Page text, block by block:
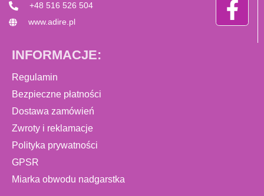
+48 516 526 504
www.adire.pl
INFORMACJE:
Regulamin
Bezpieczne płatności
Dostawa zamówień
Zwroty i reklamacje
Polityka prywatności
GPSR
Miarka obwodu nadgarstka